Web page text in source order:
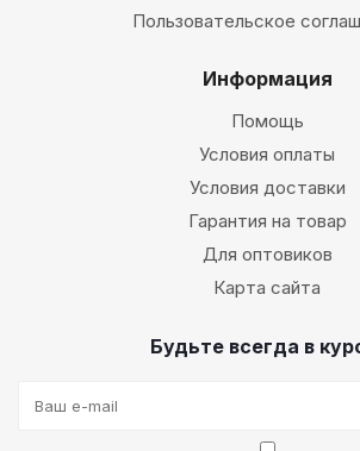
Пользовательское
Информация
Помощь
Условия оплаты
Условия доставки
Гарантия на товар
Для оптовиков
Карта сайта
Будьте всегда в